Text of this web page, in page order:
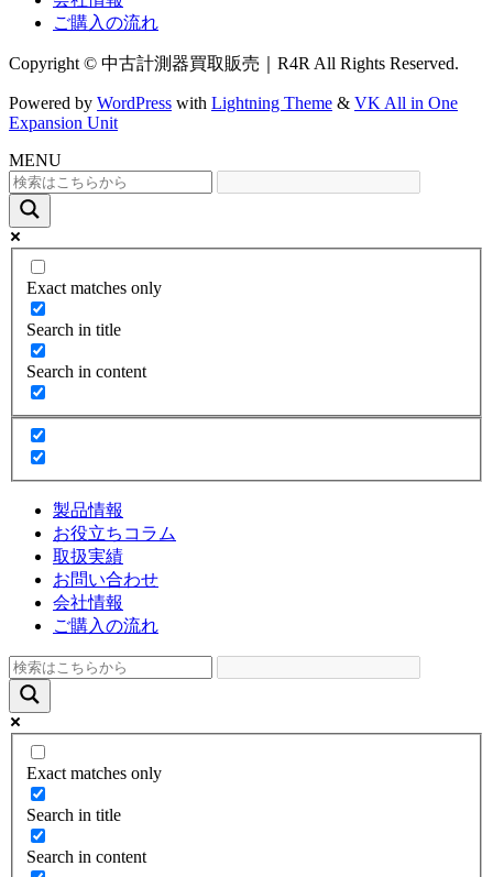
ご購入の流れ
Copyright © 中古計測器買取販売｜R4R All Rights Reserved.
Powered by WordPress with Lightning Theme & VK All in One
Expansion Unit
MENU
Exact matches only
Search in title
Search in content
製品情報
お役立ちコラム
取扱実績
お問い合わせ
会社情報
ご購入の流れ
Exact matches only
Search in title
Search in content